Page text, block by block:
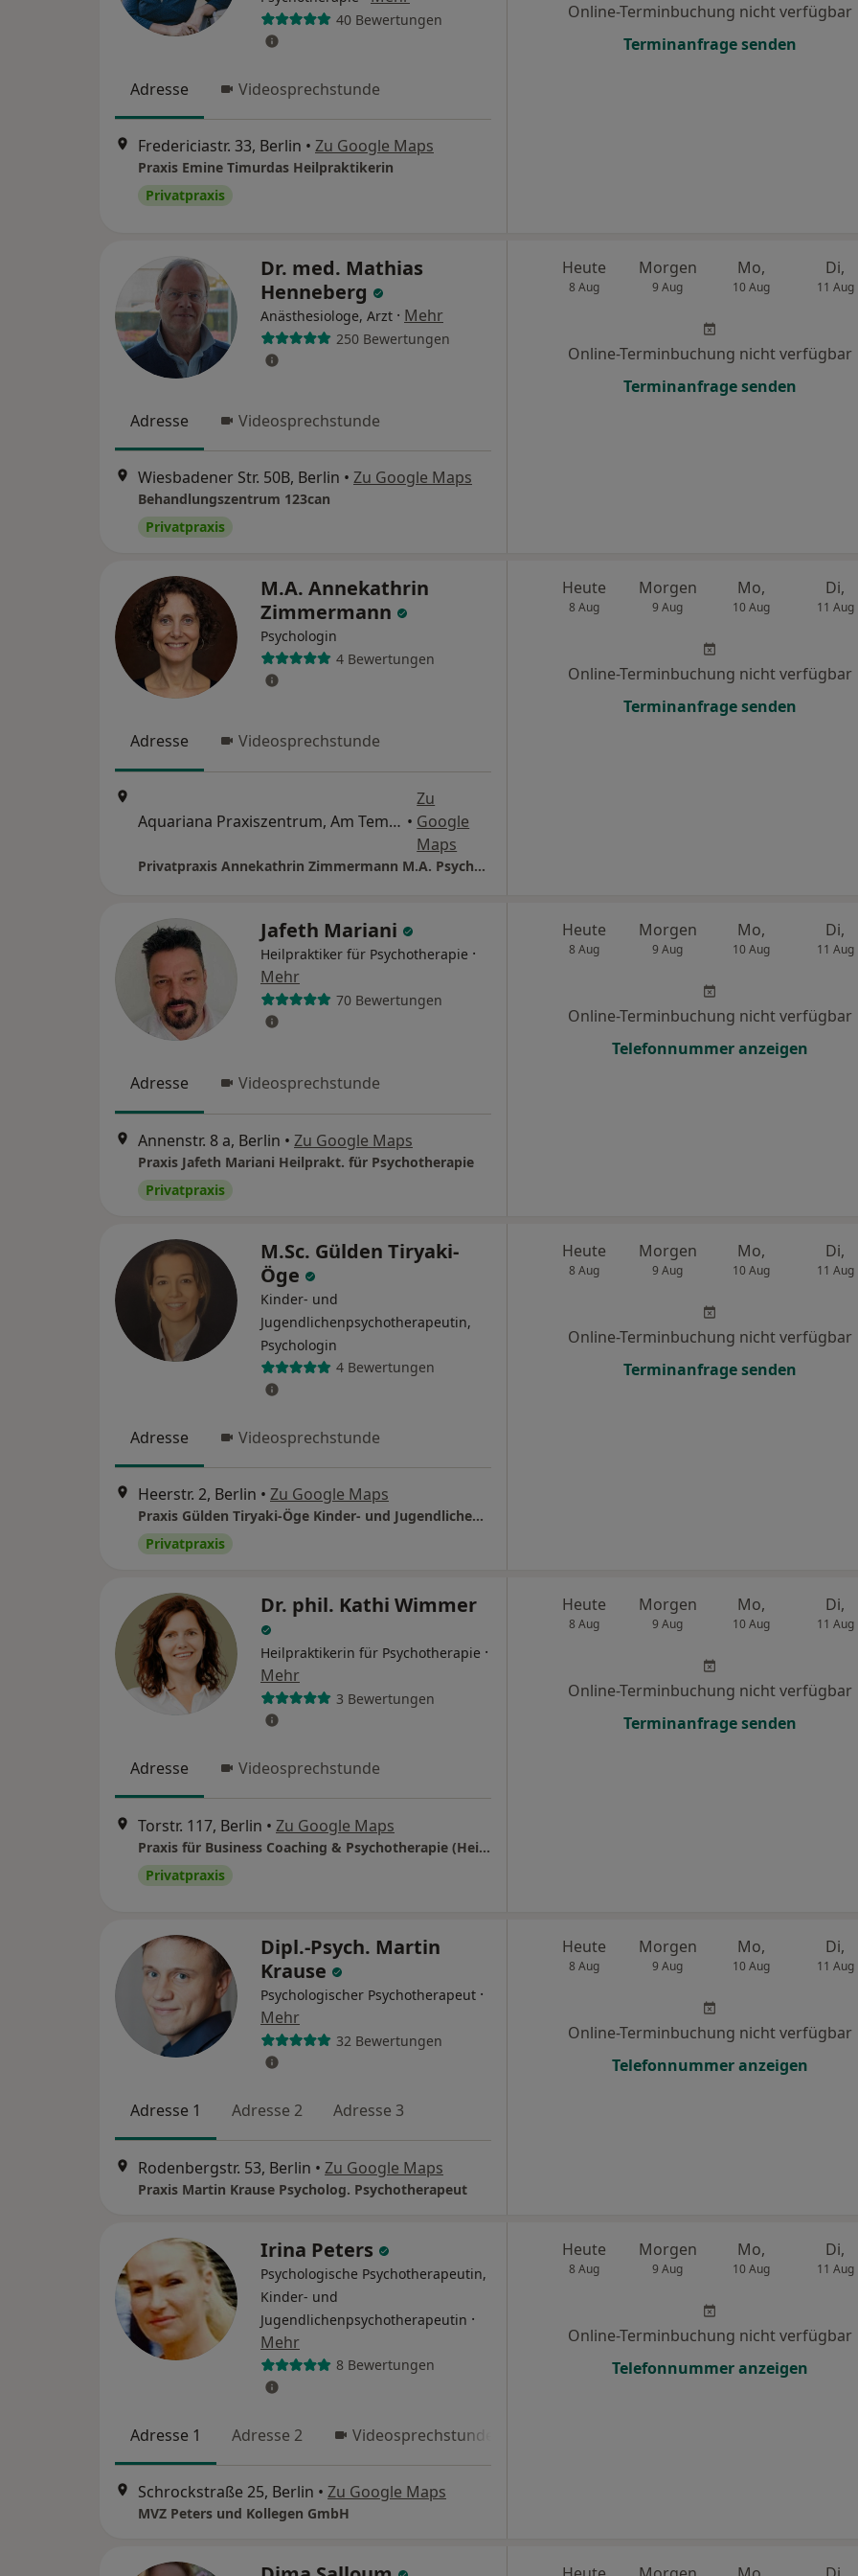
40 Bewertungen
Adresse Videosprechstunde
Fredericiastr. 33, Berlin • Zu Google Maps
Praxis Emine Timurdas Heilpraktikerin
Privatpraxis
Online-Terminbuchung nicht verfügbar
Terminanfrage senden
Dr. med. Mathias
Henneberg
Anästhesiologe, Arzt · Mehr
250 Bewertungen
Adresse Videosprechstunde
Wiesbadener Str. 50B, Berlin • Zu Google Maps
Behandlungszentrum 123can
Privatpraxis
Heute
8 Aug
Morgen
9 Aug
Mo,
10 Aug
Di,
11 Aug
Online-Terminbuchung nicht verfügbar
Terminanfrage senden
M.A. Annekathrin
Zimmermann
Psychologin
4 Bewertungen
Adresse Videosprechstunde
Aquariana Praxiszentrum, Am Tempelhofer Berg 7d, Berlin •
Zu
Google
Maps
Privatpraxis Annekathrin Zimmermann M.A. Psychologie
Heute
8 Aug
Morgen
9 Aug
Mo,
10 Aug
Di,
11 Aug
Online-Terminbuchung nicht verfügbar
Terminanfrage senden
Jafeth Mariani
Heilpraktiker für Psychotherapie ·
Mehr
70 Bewertungen
Adresse Videosprechstunde
Annenstr. 8 a, Berlin • Zu Google Maps
Praxis Jafeth Mariani Heilprakt. für Psychotherapie
Privatpraxis
Heute
8 Aug
Morgen
9 Aug
Mo,
10 Aug
Di,
11 Aug
Online-Terminbuchung nicht verfügbar
Telefonnummer anzeigen
M.Sc. Gülden Tiryaki-
Öge
Kinder- und
Jugendlichenpsychotherapeutin,
Psychologin
4 Bewertungen
Adresse Videosprechstunde
Heerstr. 2, Berlin • Zu Google Maps
Praxis Gülden Tiryaki-Öge Kinder- und Jugendlichenpsychotherapeutin
Privatpraxis
Heute
8 Aug
Morgen
9 Aug
Mo,
10 Aug
Di,
11 Aug
Online-Terminbuchung nicht verfügbar
Terminanfrage senden
Dr. phil. Kathi Wimmer
Heilpraktikerin für Psychotherapie ·
Mehr
3 Bewertungen
Adresse Videosprechstunde
Torstr. 117, Berlin • Zu Google Maps
Praxis für Business Coaching & Psychotherapie (HeilPrG)
Privatpraxis
Heute
8 Aug
Morgen
9 Aug
Mo,
10 Aug
Di,
11 Aug
Online-Terminbuchung nicht verfügbar
Terminanfrage senden
Dipl.-Psych. Martin
Krause
Psychologischer Psychotherapeut ·
Mehr
32 Bewertungen
Adresse 1 Adresse 2 Adresse 3
Rodenbergstr. 53, Berlin • Zu Google Maps
Praxis Martin Krause Psycholog. Psychotherapeut
Heute
8 Aug
Morgen
9 Aug
Mo,
10 Aug
Di,
11 Aug
Online-Terminbuchung nicht verfügbar
Telefonnummer anzeigen
Irina Peters
Psychologische Psychotherapeutin,
Kinder- und
Jugendlichenpsychotherapeutin ·
Mehr
8 Bewertungen
Adresse 1 Adresse 2 Videosprechstunde
Schrockstraße 25, Berlin • Zu Google Maps
MVZ Peters und Kollegen GmbH
Heute
8 Aug
Morgen
9 Aug
Mo,
10 Aug
Di,
11 Aug
Online-Terminbuchung nicht verfügbar
Telefonnummer anzeigen